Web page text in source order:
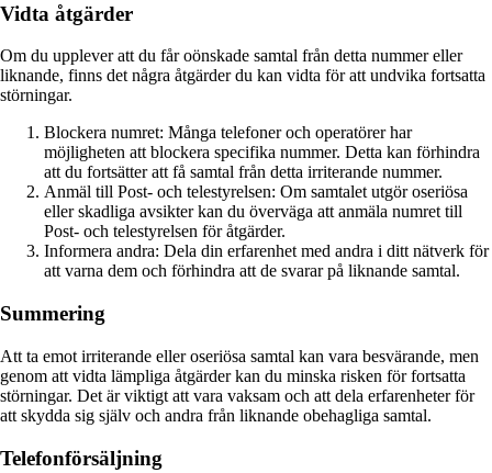
Vidta åtgärder
Om du upplever att du får oönskade samtal från detta nummer eller
liknande, finns det några åtgärder du kan vidta för att undvika fortsatta
störningar.
Blockera numret: Många telefoner och operatörer har
möjligheten att blockera specifika nummer. Detta kan förhindra
att du fortsätter att få samtal från detta irriterande nummer.
Anmäl till Post- och telestyrelsen: Om samtalet utgör oseriösa
eller skadliga avsikter kan du överväga att anmäla numret till
Post- och telestyrelsen för åtgärder.
Informera andra: Dela din erfarenhet med andra i ditt nätverk för
att varna dem och förhindra att de svarar på liknande samtal.
Summering
Att ta emot irriterande eller oseriösa samtal kan vara besvärande, men
genom att vidta lämpliga åtgärder kan du minska risken för fortsatta
störningar. Det är viktigt att vara vaksam och att dela erfarenheter för
att skydda sig själv och andra från liknande obehagliga samtal.
Telefonförsäljning